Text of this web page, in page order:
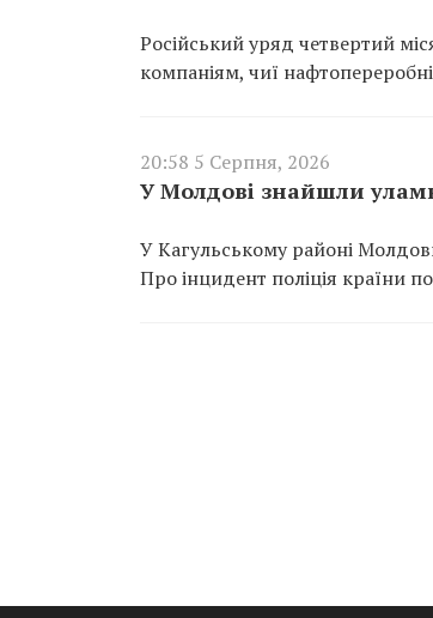
Російський уряд четвертий
компаніям, чиї
20:58 5 Серпня, 2026
У Молдові знайшли
У Кагульському районі
Про інцидент поліція країни